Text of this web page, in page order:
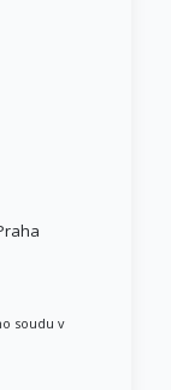
soudu v